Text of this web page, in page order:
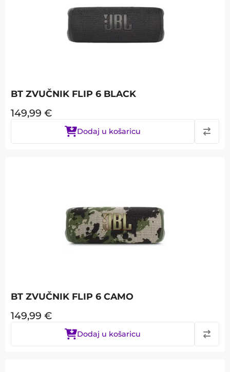
BT ZVUČNIK FLIP 6 BLACK
149,99 €
Dodaj u košaricu
BT ZVUČNIK FLIP 6 CAMO
149,99 €
Dodaj u košaricu